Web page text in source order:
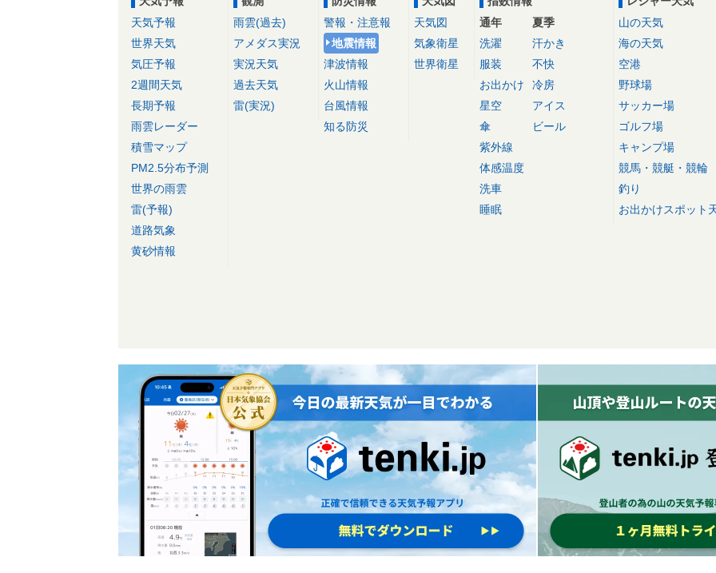
天気予報
世界天気
気圧予報
2週間天気
長期予報
雨雲レーダー
積雪マップ
PM2.5分布予測
世界の雨雲
雷(予報)
道路気象
黄砂情報
雨雲(過去)
アメダス実況
実況天気
過去天気
雷(実況)
警報・注意報
地震情報
津波情報
火山情報
台風情報
知る防災
天気図
気象衛星
世界衛星
通年
洗濯
服装
お出かけ
星空
傘
紫外線
体感温度
洗車
睡眠
夏季
汗かき
不快
冷房
アイス
ビール
山の天気
海の天気
空港
野球場
サッカー場
ゴルフ場
キャンプ場
競馬・競艇・競輪
釣り
お出かけスポット